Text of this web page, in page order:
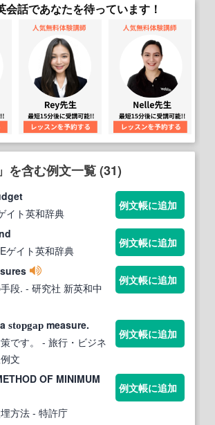
会話であなたを待っています！
を含む例文一覧 (31)
イト英和辞典
例文帳に追加
ゲイト英和辞典
例文帳に追加
段. - 研究社 新英和中
例文帳に追加
stopgap measure.
です。
- 旅行・ビジネ
文
例文帳に追加
OF MINIMUM
方法 - 特許庁
例文帳に追加